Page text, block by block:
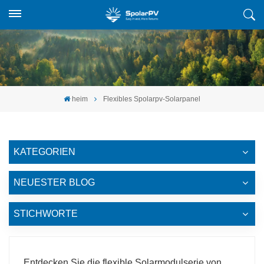
heim Flexibles Spolarpv-Solarpanel
KATEGORIEN
NEUESTER BLOG
STICHWORTE